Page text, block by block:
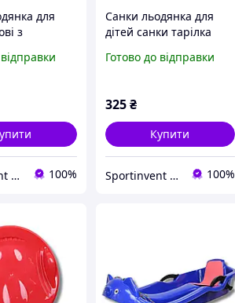
для
з
Snow Rider
Sportinvent - спортивний інтернет магазин 100%
Санки льодянка для
дітей санки тарілка
Sport Super Speed
Готово до відправки
325 ₴
Купити
Sportinvent - спортивний інтернет магазин 100%